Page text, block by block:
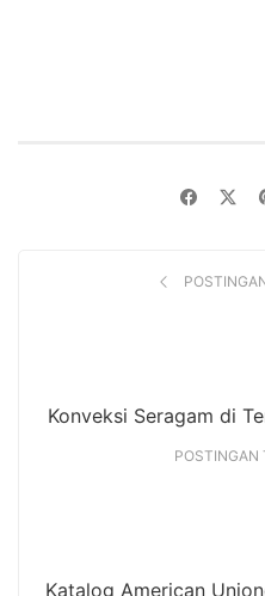
Konveksi Seragam di
POSTINGAN
Katalog American